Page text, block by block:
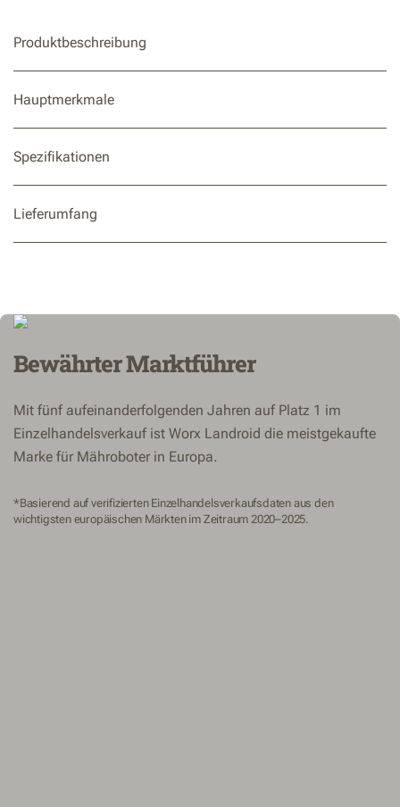
Betrieben mit dem PowerShare-Akku, kompatibel mit
allen kabellosen Worx-Werkzeugen
RadioLink-Konnektivität für eine zuverlässige Abdeckung
des gesamten Gartens, auch in großen oder komplexen
Gärten
Produktbeschreibung
Hauptmerkmale
Spezifikationen
Lieferumfang
Bewährter Marktführer
Mit fünf aufeinanderfolgenden Jahren auf Platz 1 im
Einzelhandelsverkauf ist Worx Landroid die meistgekaufte
Marke für Mähroboter in Europa.
*Basierend auf verifizierten Einzelhandelsverkaufsdaten aus den
wichtigsten europäischen Märkten im Zeitraum 2020–2025.